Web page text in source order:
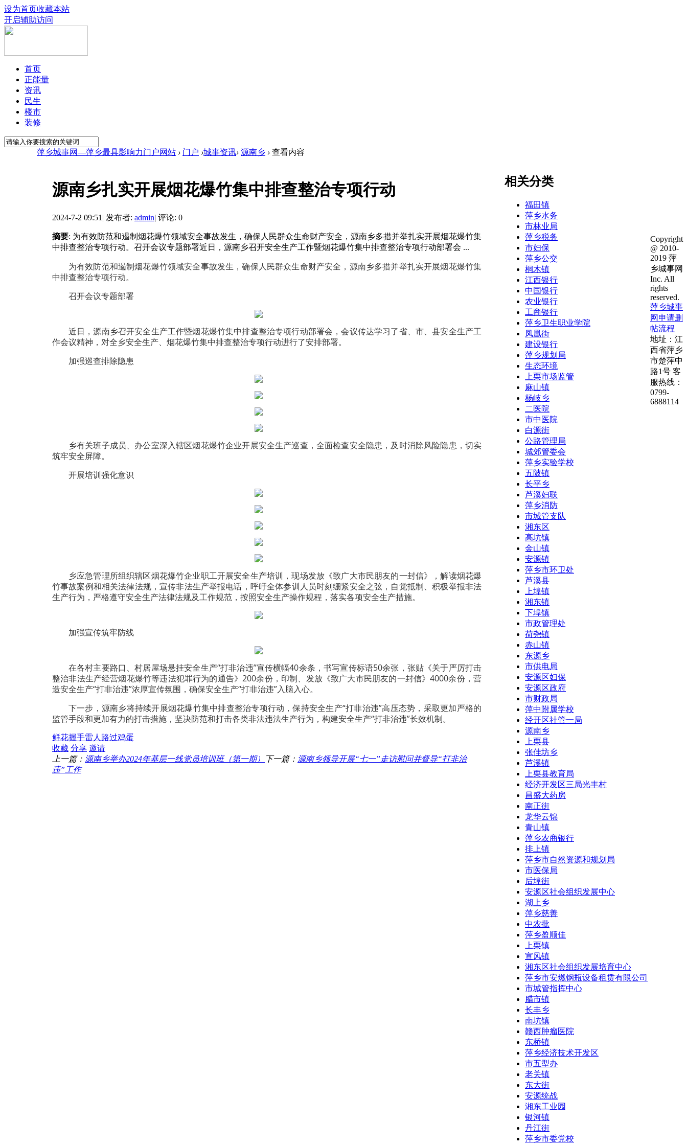
设为首页收藏本站
开启辅助访问
首页
正能量
资讯
民生
楼市
装修
萍乡城事网—萍乡最具影响力门户网站 › 门户 ›城事资讯› 源南乡 › 查看内容
源南乡扎实开展烟花爆竹集中排查整治专项行动
2024-7-2 09:51 | 发布者: admin| 评论: 0
摘要: 为有效防范和遏制烟花爆竹领域安全事故发生，确保人民群众生命财产安全，源南乡多措并举扎实开展烟花爆竹集
中排查整治专项行动。召开会议专题部署近日，源南乡召开安全生产工作暨烟花爆竹集中排查整治专项行动部署会 ...
为有效防范和遏制烟花爆竹领域安全事故发生，确保人民群众生命财产安全，源南乡多措并举扎实开展烟花爆竹集
中排查整治专项行动。
召开会议专题部署
近日，源南乡召开安全生产工作暨烟花爆竹集中排查整治专项行动部署会，会议传达学习了省、市、县安全生产工
作会议精神，对全乡安全生产、烟花爆竹集中排查整治专项行动进行了安排部署。
加强巡查排除隐患
乡有关班子成员、办公室深入辖区烟花爆竹企业开展安全生产巡查，全面检查安全隐患，及时消除风险隐患，切实
筑牢安全屏障。
开展培训强化意识
乡应急管理所组织辖区烟花爆竹企业职工开展安全生产培训，现场发放《致广大市民朋友的一封信》，解读烟花爆
竹事故案例和相关法律法规，宣传非法生产举报电话，呼吁全体参训人员时刻绷紧安全之弦，自觉抵制、积极举报非法
生产行为，严格遵守安全生产法律法规及工作规范，按照安全生产操作规程，落实各项安全生产措施。
加强宣传筑牢防线
在各村主要路口、村居屋场悬挂安全生产“打非治违”宣传横幅40余条，书写宣传标语50余张，张贴《关于严厉打击
整治非法生产经营烟花爆竹等违法犯罪行为的通告》200余份，印制、发放《致广大市民朋友的一封信》4000余份，营
造安全生产“打非治违”浓厚宣传氛围，确保安全生产“打非治违”入脑入心。
下一步，源南乡将持续开展烟花爆竹集中排查整治专项行动，保持安全生产“打非治违”高压态势，采取更加严格的
监管手段和更加有力的打击措施，坚决防范和打击各类非法违法生产行为，构建安全生产“打非治违”长效机制。
鲜花握手雷人 路过鸡蛋
收藏 分享 邀请
上一篇： 源南乡举办2024年基层一线党员培训班（第一期） 下一篇： 源南乡领导开展“七一”走访慰问并督导“打非治
违”工作
相关分类
福田镇
萍乡水务
市林业局
萍乡税务
市妇保
萍乡公交
桐木镇
江西银行
中国银行
农业银行
工商银行
萍乡卫生职业学院
凤凰街
建设银行
萍乡规划局
生态环境
上栗市场监管
麻山镇
杨岐乡
二医院
市中医院
白源街
公路管理局
城郊管委会
萍乡实验学校
五陂镇
长平乡
芦溪妇联
萍乡消防
市城管支队
湘东区
高坑镇
金山镇
安源镇
萍乡市环卫处
芦溪县
上埠镇
湘东镇
下埠镇
市政管理处
荷尧镇
赤山镇
东源乡
市供电局
安源区妇保
安源区政府
市财政局
萍中附属学校
经开区社管一局
源南乡
上栗县
张佳坊乡
芦溪镇
上栗县教育局
经济开发区三局光丰村
昌盛大药房
南正街
龙华云锦
青山镇
萍乡农商银行
排上镇
萍乡市自然资源和规划局
市医保局
后埠街
安源区社会组织发展中心
湖上乡
萍乡慈善
中农批
萍乡盈顺佳
上栗镇
宣风镇
湘东区社会组织发展培育中心
萍乡市安燃钢瓶设备租赁有限公司
市城管指挥中心
腊市镇
长丰乡
南坑镇
赣西肿瘤医院
东桥镇
萍乡经济技术开发区
市五型办
老关镇
东大街
安源统战
湘东工业园
银河镇
丹江街
萍乡市委党校
Copyright
@ 2010-
2019 萍
乡城事网
Inc. All
rights
reserved.
萍乡城事
网申请删
帖流程
地址：江
西省萍乡
市楚萍中
路1号 客
服热线：
0799-
6888114